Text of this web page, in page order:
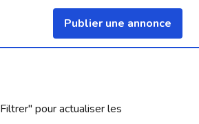
Publier une annonce
Filtrer" pour actualiser les